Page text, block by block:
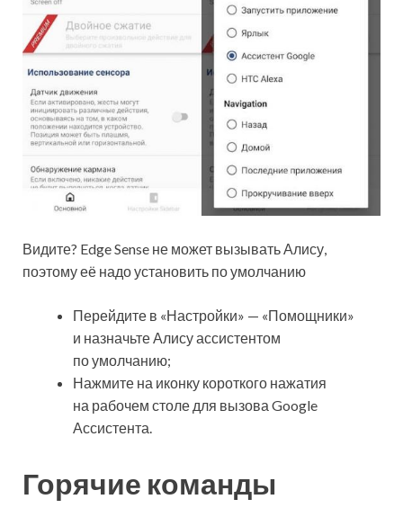
Видите? Edge Sense не может вызывать Алису,
поэтому её надо установить по умолчанию
Перейдите в «Настройки» — «Помощники»
и назначьте Алису ассистентом
по умолчанию;
Нажмите на иконку короткого нажатия
на рабочем столе для вызова Google
Ассистента.
Горячие команды